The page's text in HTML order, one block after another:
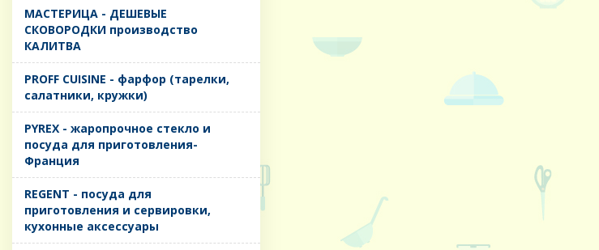
MАСТЕРИЦА - ДЕШЕВЫЕ
СКОВОРОДКИ производство
КАЛИТВА
PROFF CUISINE - фарфор (тарелки,
салатники, кружки)
PYREX - жаропрочное стекло и
посуда для приготовления-
Франция
REGENT - посуда для
приготовления и сервировки,
кухонные аксессуары